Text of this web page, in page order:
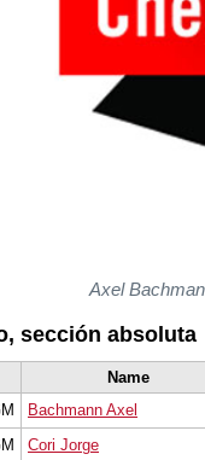
Axel
sección absoluta
Name
Bachmann Axel
Cori Jorge